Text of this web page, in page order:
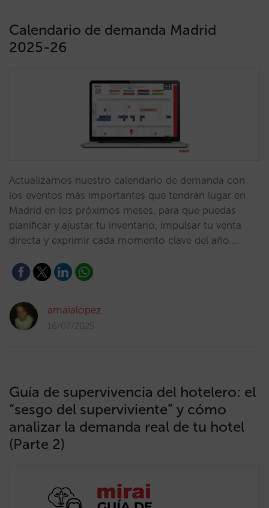
Calendario de demanda Madrid
2025-26
Actualizamos nuestro calendario de demanda con
los eventos más importantes que tendrán lugar en
Madrid en los próximos meses, para que puedas
planificar y ajustar tu inventario, impulsar tu venta
directa y exprimir cada momento clave del año.…
amaialopez
16/07/2025
Guía de supervivencia del hotelero: el
“sesgo del superviviente” y cómo
analizar la demanda real de tu hotel
(Parte 2)